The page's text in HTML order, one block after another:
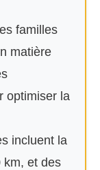
familles
matière
optimiser la
incluent la
km, et des